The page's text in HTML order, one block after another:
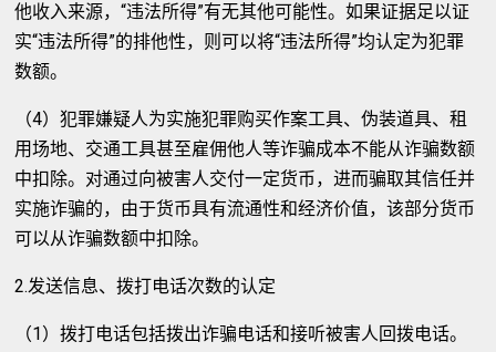
他收入来源，“违法所得”有无其他可能性。如果证据足以证
实“违法所得”的排他性，则可以将“违法所得”均认定为犯罪
数额。
（4）犯罪嫌疑人为实施犯罪购买作案工具、伪装道具、租
用场地、交通工具甚至雇佣他人等诈骗成本不能从诈骗数额
中扣除。对通过向被害人交付一定货币，进而骗取其信任并
实施诈骗的，由于货币具有流通性和经济价值，该部分货币
可以从诈骗数额中扣除。
2.发送信息、拨打电话次数的认定
（1）拨打电话包括拨出诈骗电话和接听被害人回拨电话。